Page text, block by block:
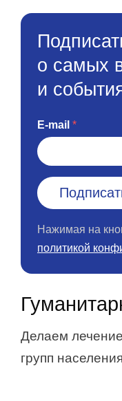
о самых
и
E-mail
Нажимая на
политикой
Делаем
групп